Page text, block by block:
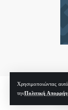
Χρησιμοποιώντας
τηνΠολιτική
mirc.gr 2023